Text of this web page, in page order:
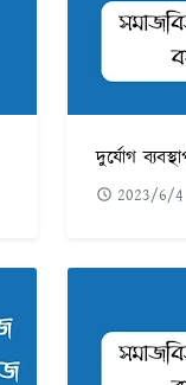
দুর্যোগ
2023/6/4